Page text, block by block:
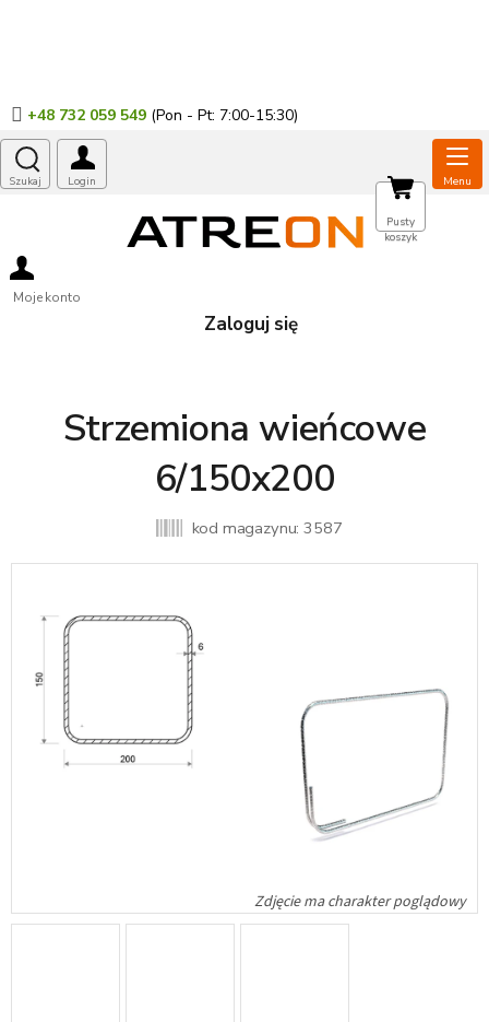
+48 732 059 549
Moje konto
Zaloguj się
KOSZYK
Pusty
koszyk
Strzemiona wieńcowe
6/150x200
kod magazynu: 3587